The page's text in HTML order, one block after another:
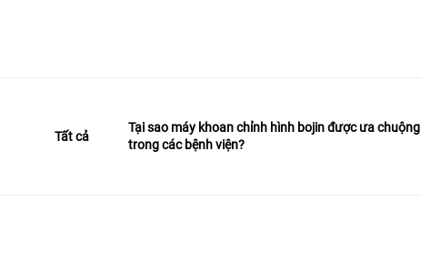
Tất cả
Tại sao máy khoan chỉnh hình bojin được ưa chuộng
trong các bệnh viện?